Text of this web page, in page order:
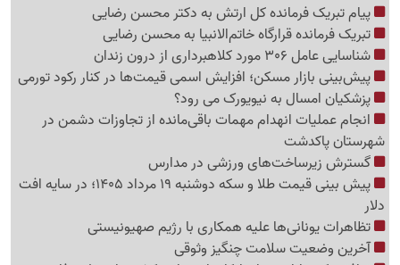
پیام تبریک فرمانده کل ارتش به دکتر محسن رضایی
تبریک فرمانده قرارگاه خاتم‌الانبیا به محسن رضایی
شناسایی عامل 306 مورد کلاهبرداری از درون زندان
پیش‌بینی بازار مسکن؛ افزایش اسمی قیمت‌ها در کنار رکود تورمی
پزشکیان امسال به نیویورک می رود؟
انجام عملیات انهدام مهمات باقی‌مانده از تجاوزات دشمن در
شهرستان پاکدشت
گسترش زیرساخت‌های ورزشی در مدارس
پیش بینی قیمت طلا و سکه دوشنبه 19 مرداد 1405؛ در سایه افت
دلار
تظاهرات یونانی‌ها علیه همکاری با رژیم صهیونیستی
آخرین وضعیت سلامت چنگیز وثوقی